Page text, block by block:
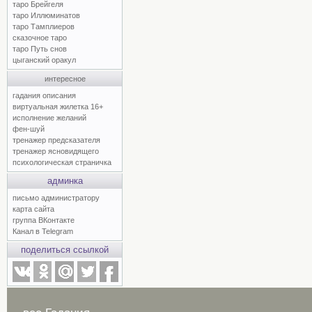
таро Брейгеля
таро Иллюминатов
таро Тамплиеров
сказочное таро
таро Путь снов
цыганский оракул
интересное
гадания описания
виртуальная жилетка 16+
исполнение желаний
фен-шуй
тренажер предсказателя
тренажер ясновидящего
психологическая страничка
админка
письмо администратору
карта сайта
группа ВКонтакте
Канал в Telegram
поделиться ссылкой